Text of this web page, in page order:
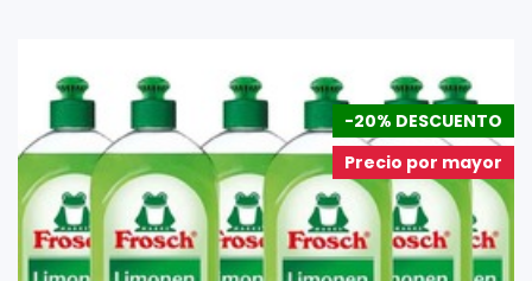
-20% DESCUENTO
Precio por mayor